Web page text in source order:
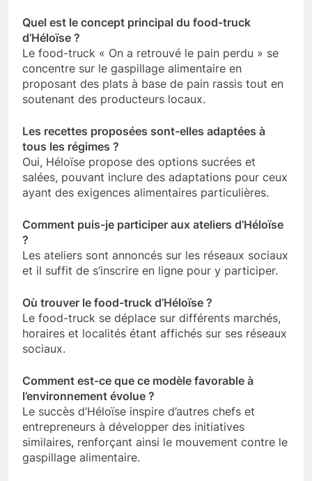
Quel est le concept principal du food-truck
d’Héloïse ?
Le food-truck « On a retrouvé le pain perdu » se
concentre sur le gaspillage alimentaire en
proposant des plats à base de pain rassis tout en
soutenant des producteurs locaux.
Les recettes proposées sont-elles adaptées à
tous les régimes ?
Oui, Héloïse propose des options sucrées et
salées, pouvant inclure des adaptations pour ceux
ayant des exigences alimentaires particulières.
Comment puis-je participer aux ateliers d’Héloïse
?
Les ateliers sont annoncés sur les réseaux sociaux
et il suffit de s’inscrire en ligne pour y participer.
Où trouver le food-truck d’Héloïse ?
Le food-truck se déplace sur différents marchés,
horaires et localités étant affichés sur ses réseaux
sociaux.
Comment est-ce que ce modèle favorable à
l’environnement évolue ?
Le succès d’Héloïse inspire d’autres chefs et
entrepreneurs à développer des initiatives
similaires, renforçant ainsi le mouvement contre le
gaspillage alimentaire.